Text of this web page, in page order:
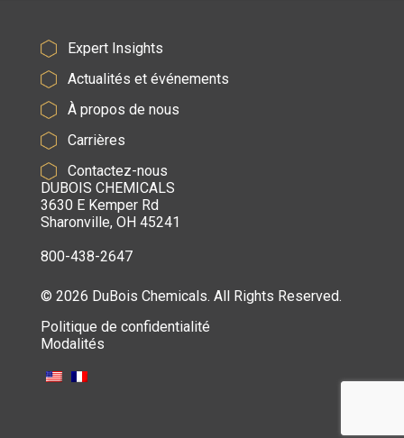
Expert Insights
Actualités et événements
À propos de nous
Carrières
Contactez-nous
DUBOIS CHEMICALS
3630 E Kemper Rd
Sharonville, OH 45241
800-438-2647
© 2026 DuBois Chemicals. All Rights Reserved.
Politique de confidentialité
Modalités